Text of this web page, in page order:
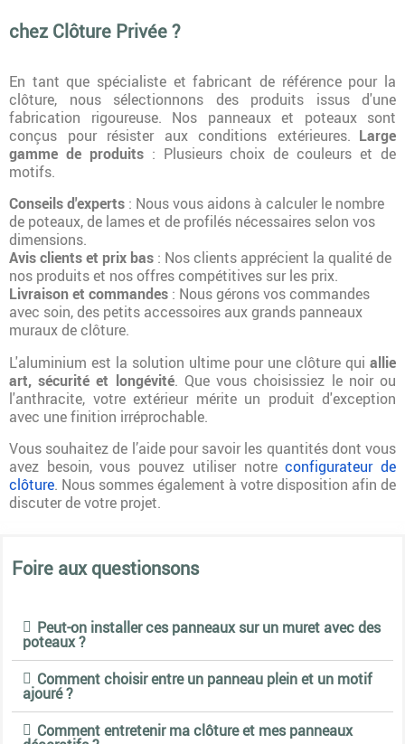
chez Clôture Privée ?
En tant que spécialiste et fabricant de référence pour la
clôture, nous sélectionnons des produits issus d'une
fabrication rigoureuse. Nos panneaux et poteaux sont
conçus pour résister aux conditions extérieures. Large
gamme de produits: Plusieurs choix de couleurs et de
motifs.
Conseils d'experts : Nous vous aidons à calculer le nombre
de poteaux, de lames et de profilés nécessaires selon vos
dimensions.
Avis clients et prix bas : Nos clients apprécient la qualité de
nos produits et nos offres compétitives sur les prix.
Livraison et commandes : Nous gérons vos commandes
avec soin, des petits accessoires aux grands panneaux
muraux de clôture.
L'aluminium est la solution ultime pour une clôture qui allie
art, sécurité et longévité. Que vous choisissiez le noir ou
l'anthracite, votre extérieur mérite un produit d'exception
avec une finition irréprochable.
Vous souhaitez de l’aide pour savoir les quantités dont vous
avez besoin, vous pouvez utiliser notreconfigurateur de
clôture. Nous sommes également à votre disposition afin de
discuter de votre projet.
Foire aux questionsons
Peut-on installer ces panneaux sur un muret avec des
poteaux ?
Comment choisir entre un panneau plein et un motif
ajouré ?
Comment entretenir ma clôture et mes panneaux